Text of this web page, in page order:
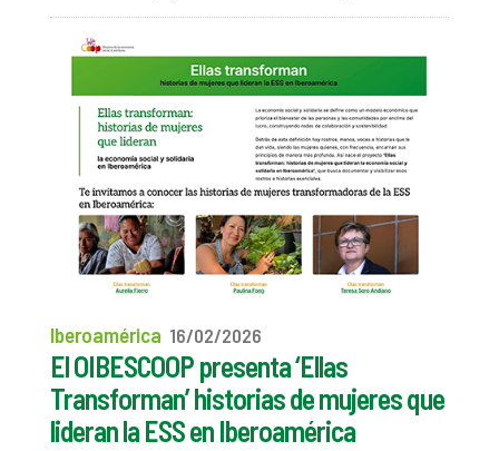
Iberoamérica 16/02/2026
El OIBESCOOP presenta ‘Ellas
Transforman’ historias de mujeres que
lideran la ESS en Iberoamérica